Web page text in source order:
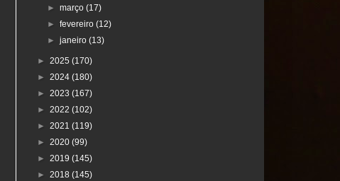
►março(17)
►fevereiro(12)
►janeiro(13)
► 2025 (170)
► 2024 (180)
► 2023 (167)
► 2022 (102)
► 2021 (119)
► 2020 (99)
► 2019 (145)
► 2018 (145)